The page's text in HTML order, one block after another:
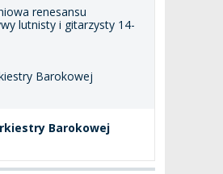
renesansu
lutnisty i gitarzysty 14-
Barokowej
Barokowej